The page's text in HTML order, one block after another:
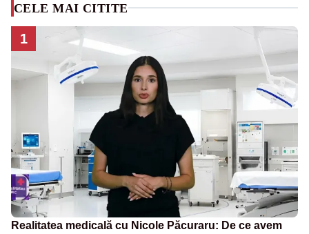
CELE MAI CITITE
1
Realitatea medicală cu Nicole Păcuraru: De ce avem